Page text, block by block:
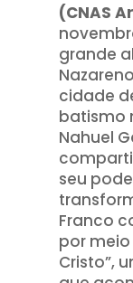
(CNAS
grande
cidade
batismo
Nahuel
seu
Franco
por
Cristo”,